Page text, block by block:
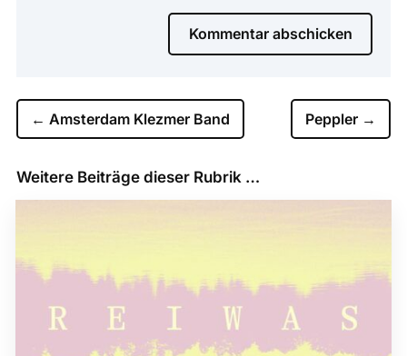
Kommentar abschicken
← Amsterdam Klezmer Band Peppler →
Weitere Beiträge dieser Rubrik …